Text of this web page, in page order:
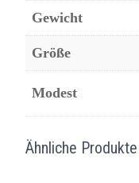
Gewicht
Größe
Modest
Ähnliche Produkte